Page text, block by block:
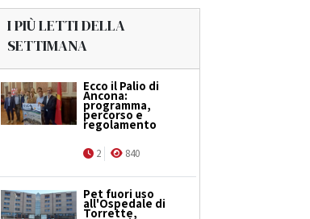
I PIÙ LETTI DELLA
SETTIMANA
Ecco il Palio di
Ancona:
programma,
percorso e
regolamento
2 840
Pet fuori uso
all'Ospedale di
Torrette,